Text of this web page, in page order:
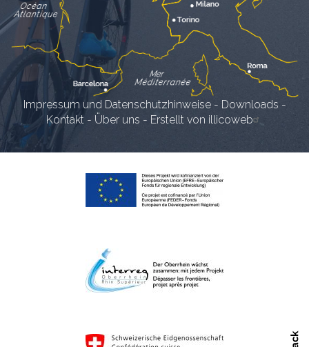
Impressum und Datenschutzhinweise- Downloads -
Kontakt - Über uns - Erstellt von illicoweb